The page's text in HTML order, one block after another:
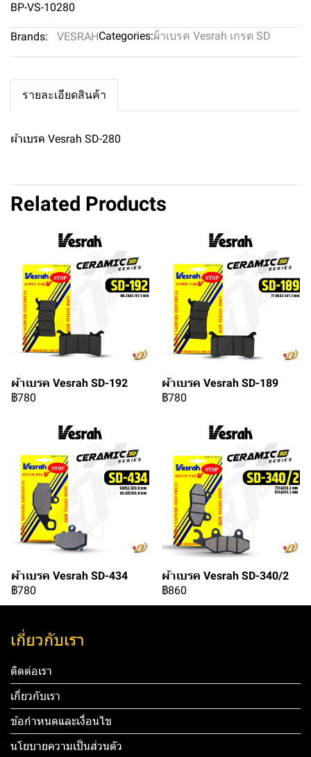
BP-VS-10280
Brands: VESRAHCategories:ผ้าเบรค Vesrah เกรด SD
รายละเอียดสินค้า
ผ้าเบรค Vesrah SD-280
Related Products
ผ้าเบรค Vesrah SD-192
฿780
ผ้าเบรค Vesrah SD-189
฿780
ผ้าเบรค Vesrah SD-434
฿780
ผ้าเบรค Vesrah SD-340/2
฿860
เกี่ยวกับเรา
ติดต่อเรา
เกี่ยวกับเรา
ข้อกำหนดและเงื่อนไข
นโยบายความเป็นส่วนตัว